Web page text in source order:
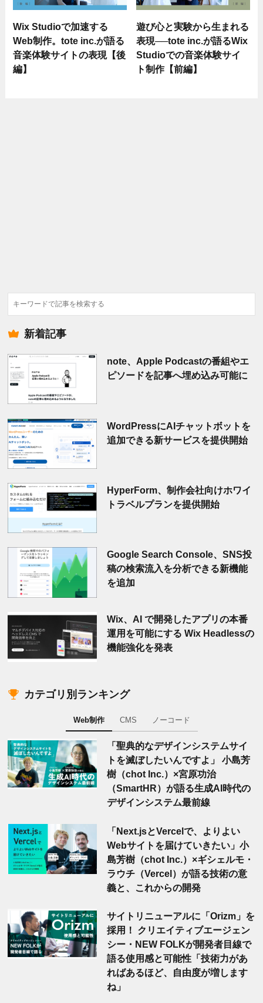
Wix Studioで加速する
Web制作。tote inc.が語る
音楽体験サイトの表現【後
編】
遊び心と実験から生まれる
表現──tote inc.が語るWix
Studioでの音楽体験サイ
ト制作【前編】
検
索
新着記事
note、Apple Podcastの番組やエ
ピソードを記事へ埋め込み可能に
WordPressにAIチャットボットを
追加できる新サービスを提供開始
HyperForm、制作会社向けホワイ
トラベルプランを提供開始
Google Search Console、SNS投
稿の検索流入を分析できる新機能
を追加
Wix、AI で開発したアプリの本番
運用を可能にする Wix Headlessの
機能強化を発表
カテゴリ別ランキング
Web制作 CMS ノーコード
「聖典的なデザインシステムサイ
トを滅ぼしたいんですよ」 小島芳
樹（chot Inc.）×宮原功治
（SmartHR）が語る生成AI時代の
デザインシステム最前線
「Next.jsとVercelで、よりよい
Webサイトを届けていきたい」小
島芳樹（chot Inc.）×ギシェルモ・
ラウチ（Vercel）が語る技術の意
義と、これからの開発
サイトリニューアルに「Orizm」を
採用！ クリエイティブエージェン
シー・NEW FOLKが開発者目線で
語る使用感と可能性「技術力があ
ればあるほど、自由度が増します
ね」